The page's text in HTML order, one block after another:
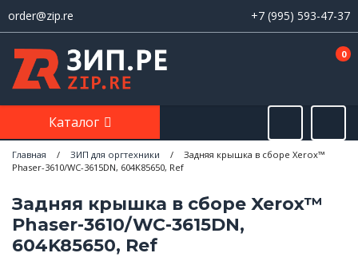
order@zip.re +7 (995) 593-47-37
0
Каталог
Главная / ЗИП для оргтехники /
Задняя крышка в сборе Xerox™
Phaser-3610/WC-3615DN, 604K85650, Ref
Задняя крышка в сборе Xerox™
Phaser-3610/WC-3615DN,
604K85650, Ref